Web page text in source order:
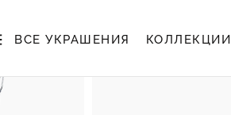
ВСЕ УКРАШЕНИЯ КОЛЛЕКЦИИ